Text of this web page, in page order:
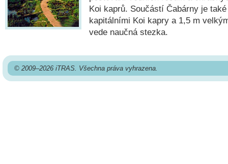
Koi kaprů. Součástí Čabárny je
kapitálními Koi kapry a 1,5 m
vede naučná stezka.
© 2009–2026 iTRAS. Všechna práva vyhrazena.